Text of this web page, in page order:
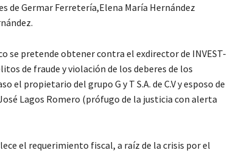
de Germar Ferretería,Elena María Hernández
se pretende obtener contra el exdirector de INVEST-
de fraude y violación de los deberes de los
el propietario del grupo G y T S.A. de C.V y esposo de
Lagos Romero (prófugo de la justicia con alerta
el requerimiento fiscal, a raíz de la crisis por el